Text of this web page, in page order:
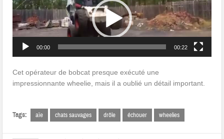
00:00 00:22
Cet opérateur de bobcat presque exécuté une
impressionnante wheelie, mais il a oublié un détail important.
Tags: aïe chats sauvages drôle échouer wheelies